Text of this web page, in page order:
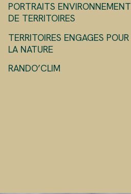
PORTRAITS ENVIRONNEMENT
DE TERRITOIRES
TERRITOIRES ENGAGES POUR
LA NATURE
RANDO’CLIM